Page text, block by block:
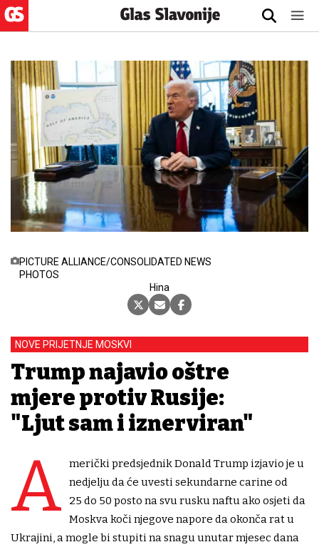
PICTURE ALLIANCE/CONSOLIDATED NEWS
PHOTOS
Hina
NOVE PRIJETNJE MOSKVI
Trump najavio oštre
mjere protiv Rusije:
"Ljut sam i iznerviran"
A
merički predsjednik Donald Trump izjavio je u
nedjelju da će uvesti sekundarne carine od
25 do 50 posto na svu rusku naftu ako osjeti da
Moskva koči njegove napore da okonča rat u
Ukrajini, a mogle bi stupiti na snagu unutar mjesec dana